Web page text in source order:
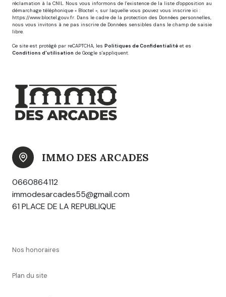
réclamation à la CNIL. Nous vous informons de l’existence de la liste d'opposition au
démarchage téléphonique « Bloctel », sur laquelle vous pouvez vous inscrire ici :
https://www.bloctel.gouv.fr. Dans le cadre de la protection des Données personnelles,
nous vous invitons à ne pas inscrire de Données sensibles dans le champ de saisie
libre.
Ce site est protégé par reCAPTCHA, les Politiques de Confidentialité et es
Conditions d'utilisation de Google s'appliquent.
IMMO DES ARCADES
0660864112
immodesarcades55@gmail.com
61 PLACE DE LA REPUBLIQUE
nos honoraires
plan du site